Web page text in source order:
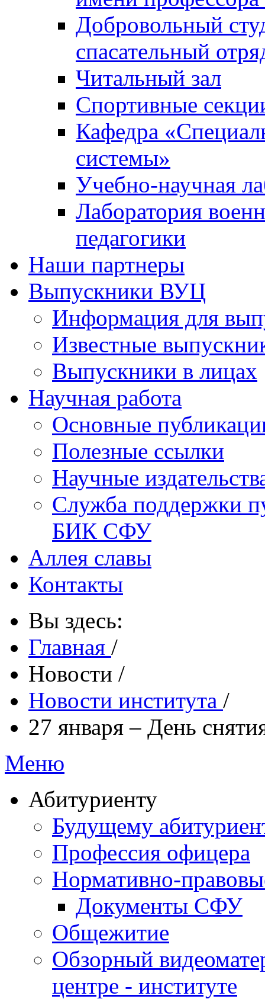
Добровольный
спасательный
Читальный зал
Спортивные
Кафедра
системы»
Учебно-научная
Лаборатория
педагогики
Наши партнеры
Выпускники ВУЦ
Информация для
Известные
Выпускники в лицах
Научная работа
Основные
Полезные ссылки
Научные
Служба поддержки
БИК СФУ
Аллея славы
Контакты
Вы здесь:
Главная /
Новости /
Новости института /
27 января – День
Меню
Абитуриенту
Будущему
Профессия офицера
Нормативно-
Документы СФУ
Общежитие
Обзорный
центре - институте